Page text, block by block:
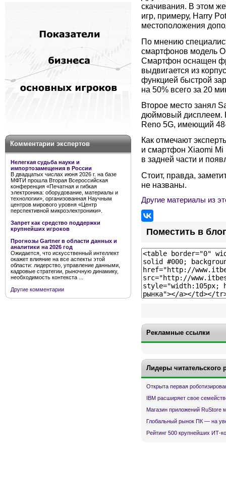
Комментарии экспертов
Нелегкая судьба науки и
импортозамещения в России
В двадцатых числах июня 2026 г. на базе
МФТИ прошла Вторая Всероссийская
конференция «Печатная и гибкая
электроника: оборудование, материалы и
технологии», организованная Научным
центров мирового уровня «Центр
перспективной микроэлектроники».
Запрет как средство поддержки
крупнейших игроков
Прогнозы Gartner в области данных и
аналитики на 2026 год
Ожидается, что искусственный интеллект
окажет влияние на все аспекты этой
области: лидерство, управление данными,
кадровые стратегии, рыночную динамику,
необходимость контекста ...
Другие комментарии
скачивания. В этом
игр, примеру, Harry
местоположения
По мнению
смартфонов модель
Смартфон оснащен
выдвигается из
функцией быстрой
на 50% всего за 20
Второе место занял
дюймовый дисплеем.
Reno 5G, имеющий
Как отмечают
и смартфон Xiaomi Mi
в задней части и
Стоит, правда,
не названы.
Другие материалы из
Поместить в блог
Рекламные ссылки
Лидеры читательского
Открыта первая
IBM расширяет свое
Магазин приложений RuStore
Глобальный рынок ПК — на
Рейтинг 500 крупнейших ИТ-